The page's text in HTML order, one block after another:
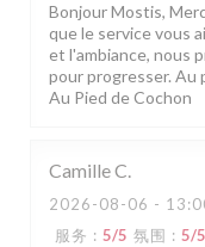
Bonjour Mostis,
que le service vous
et l'ambiance, nous
pour progresser. Au
Au Pied de Cochon
CamilleC
2026-08-06 -
服务 : 5/5 氛围 : 5/5